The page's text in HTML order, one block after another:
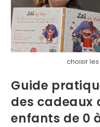
choisir
Guide
des cadeaux
enfants de 0